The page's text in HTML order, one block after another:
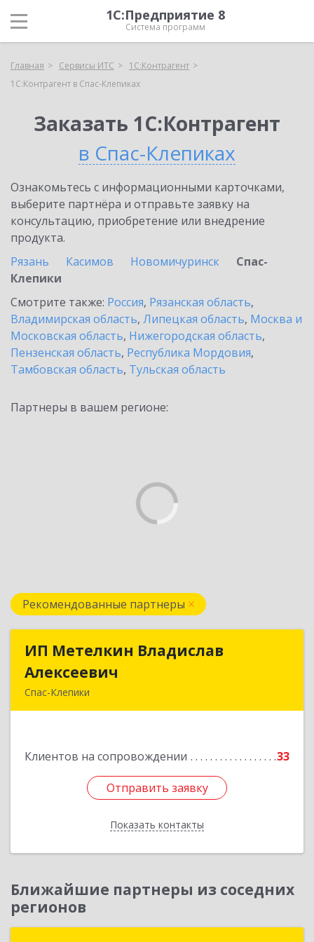
1С:Предприятие 8
Система программ
Главная Сервисы ИТС
1С:Контрагент
1С:Контрагент в Спас-Клепиках
Заказать 1С:Контрагент
в Спас-Клепиках
Ознакомьтесь с информационными карточками,
выберите партнёра и отправьте заявку на
консультацию, приобретение или внедрение
продукта.
Рязань
Касимов Новомичуринск
Спас-
Клепики
Смотрите также: Россия, Рязанская область,
Владимирская область, Липецкая область, Москва и
Московская область, Нижегородская область,
Пензенская область, Республика Мордовия,
Тамбовская область, Тульская область
Партнеры в вашем регионе:
Рекомендованные партнеры
ИП Метелкин Владислав
Алексеевич
Спас-Клепики
Клиентов на сопровождении 33
Отправить заявку
Показать контакты
ИП Метелкин Владислав
Подробнее
Отправить заявку
Назад
Ближайшие партнеры из соседних
регионов